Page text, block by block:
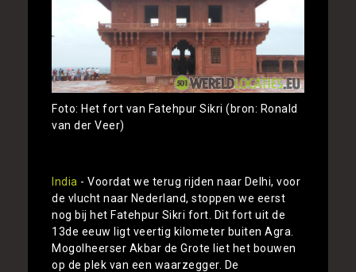
Foto: Het fort van Fatehpur Sikri (bron: Ronald
van der Veer)
India - Voordat we terug rijden naar Delhi, voor
de vlucht naar Nederland, stoppen we eerst
nog bij het Fatehpur Sikri fort. Dit fort uit de
13de eeuw ligt veertig kilometer buiten Agra.
Mogolheerser Akbar de Grote liet het bouwen
op de plek van een waarzegger. De